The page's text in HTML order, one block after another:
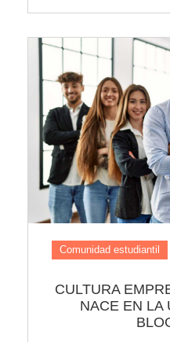
Comunidad estudiantil
CULTURA
NACE EN LA